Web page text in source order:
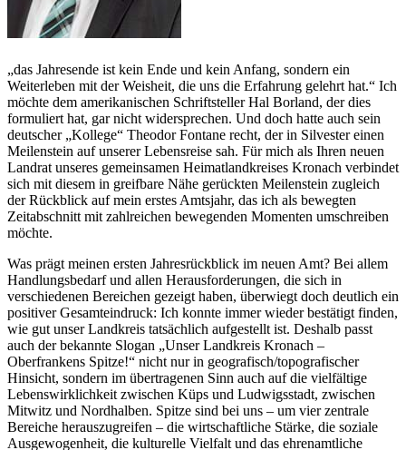
„das Jahresende ist kein Ende und kein Anfang, sondern ein
Weiterleben mit der Weisheit, die uns die Erfahrung gelehrt hat.“ Ich
möchte dem amerikanischen Schriftsteller Hal Borland, der dies
formuliert hat, gar nicht widersprechen. Und doch hatte auch sein
deutscher „Kollege“ Theodor Fontane recht, der in Silvester einen
Meilenstein auf unserer Lebensreise sah. Für mich als Ihren neuen
Landrat unseres gemeinsamen Heimatlandkreises Kronach verbindet
sich mit diesem in greifbare Nähe gerückten Meilenstein zugleich
der Rückblick auf mein erstes Amtsjahr, das ich als bewegten
Zeitabschnitt mit zahlreichen bewegenden Momenten umschreiben
möchte.
Was prägt meinen ersten Jahresrückblick im neuen Amt? Bei allem
Handlungsbedarf und allen Herausforderungen, die sich in
verschiedenen Bereichen gezeigt haben, überwiegt doch deutlich ein
positiver Gesamteindruck: Ich konnte immer wieder bestätigt finden,
wie gut unser Landkreis tatsächlich aufgestellt ist. Deshalb passt
auch der bekannte Slogan „Unser Landkreis Kronach –
Oberfrankens Spitze!“ nicht nur in geografisch/topografischer
Hinsicht, sondern im übertragenen Sinn auch auf die vielfältige
Lebenswirklichkeit zwischen Küps und Ludwigsstadt, zwischen
Mitwitz und Nordhalben. Spitze sind bei uns – um vier zentrale
Bereiche herauszugreifen – die wirtschaftliche Stärke, die soziale
Ausgewogenheit, die kulturelle Vielfalt und das ehrenamtliche